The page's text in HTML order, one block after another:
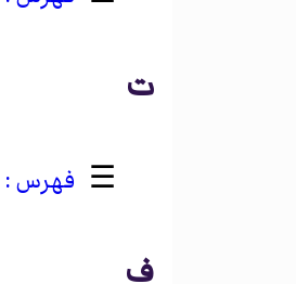
ت
☰
ف